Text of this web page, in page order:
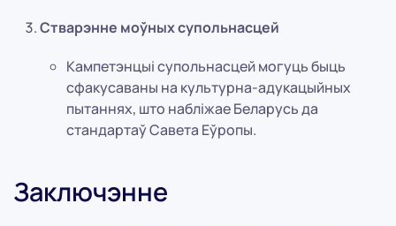
Стварэнне моўных супольнасцей
Кампетэнцыі супольнасцей могуць быць
сфакусаваны на культурна-адукацыйных
пытаннях, што набліжае Беларусь да
стандартаў Савета Еўропы.
Заключэнне